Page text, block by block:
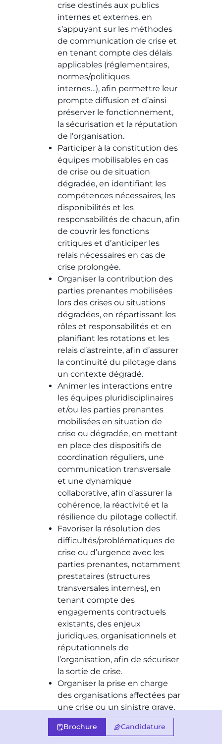
Brochure Candidature
crise destinés aux publics
internes et externes, en
s’appuyant sur les méthodes
de communication de crise et
en tenant compte des délais
applicables (réglementaires,
normes/politiques
internes…), afin permettre leur
prompte diffusion et d’ainsi
préserver le fonctionnement,
la sécurisation et la réputation
de l’organisation.
Participer à la constitution des
équipes mobilisables en cas
de crise ou de situation
dégradée, en identifiant les
compétences nécessaires, les
disponibilités et les
responsabilités de chacun, afin
de couvrir les fonctions
critiques et d’anticiper les
relais nécessaires en cas de
crise prolongée.
Organiser la contribution des
parties prenantes mobilisées
lors des crises ou situations
dégradées, en répartissant les
rôles et responsabilités et en
planifiant les rotations et les
relais d’astreinte, afin d’assurer
la continuité du pilotage dans
un contexte dégradé.
Animer les interactions entre
les équipes pluridisciplinaires
et/ou les parties prenantes
mobilisées en situation de
crise ou dégradée, en mettant
en place des dispositifs de
coordination réguliers, une
communication transversale
et une dynamique
collaborative, afin d’assurer la
cohérence, la réactivité et la
résilience du pilotage collectif.
Favoriser la résolution des
difficultés/problématiques de
crise ou d’urgence avec les
parties prenantes, notamment
prestataires (structures
transversales internes), en
tenant compte des
engagements contractuels
existants, des enjeux
juridiques, organisationnels et
réputationnels de
l’organisation, afin de sécuriser
la sortie de crise.
Organiser la prise en charge
des organisations affectées par
une crise ou un sinistre grave,
en s’appuyant sur les équipes
internes, les outils de suivi